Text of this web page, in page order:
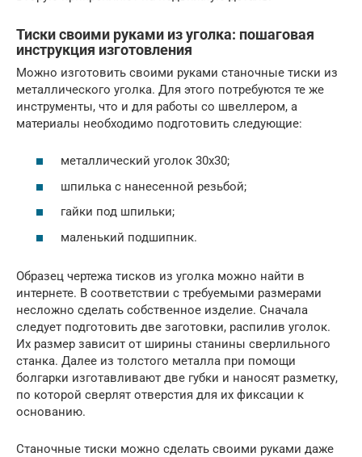
Тиски своими руками из уголка: пошаговая
инструкция изготовления
Можно изготовить своими руками станочные тиски из
металлического уголка. Для этого потребуются те же
инструменты, что и для работы со швеллером, а
материалы необходимо подготовить следующие:
металлический уголок 30х30;
шпилька с нанесенной резьбой;
гайки под шпильки;
маленький подшипник.
Образец чертежа тисков из уголка можно найти в
интернете. В соответствии с требуемыми размерами
несложно сделать собственное изделие. Сначала
следует подготовить две заготовки, распилив уголок.
Их размер зависит от ширины станины сверлильного
станка. Далее из толстого металла при помощи
болгарки изготавливают две губки и наносят разметку,
по которой сверлят отверстия для их фиксации к
основанию.
Станочные тиски можно сделать своими руками даже